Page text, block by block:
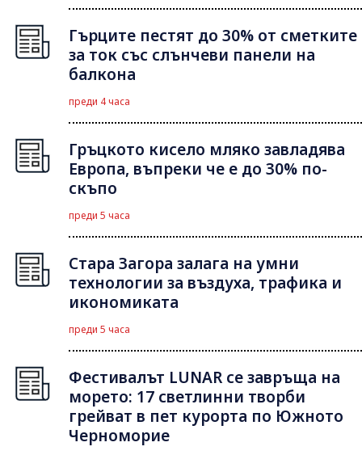
Гърците пестят до 30% от сметките
за ток със слънчеви панели на
балкона
преди 4 часа
Гръцкото кисело мляко завладява
Европа, въпреки че е до 30% по-
скъпо
преди 5 часа
Стара Загора залага на умни
технологии за въздуха, трафика и
икономиката
преди 5 часа
Фестивалът LUNAR се завръща на
морето: 17 светлинни творби
грейват в пет курорта по Южното
Черноморие